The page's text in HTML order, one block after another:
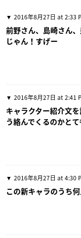
2016年8月27日 at 2:33
前野さん、島崎さん
じゃん！すげー
2016年8月27日 at 2:41
キャラクター紹介文
う絡んでくるのかと
2016年8月27日 at 4:30
この新キャラのうち